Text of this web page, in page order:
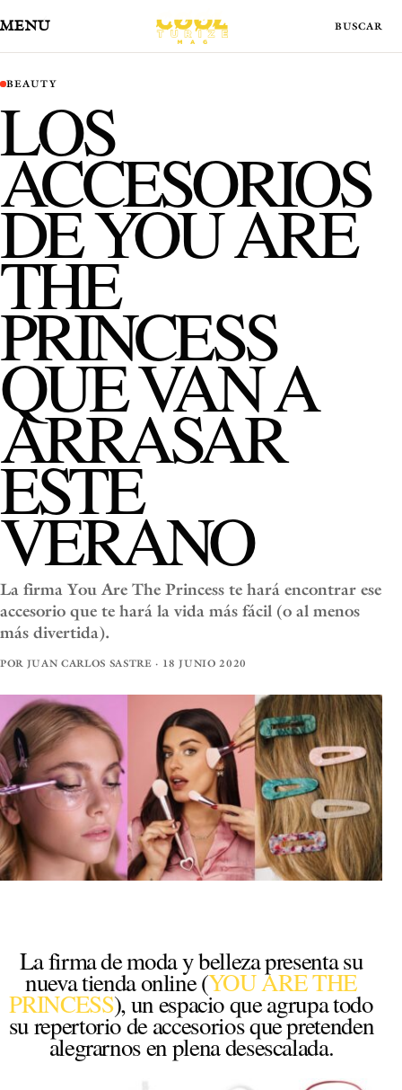
MENÚ
BEAUTY
LOS
ACCESORIOS
DE YOU ARE
THE
PRINCESS
QUE VAN A
ARRASAR
ESTE
VERANO
La firma You Are The Princess te hará encontrar ese
accesorio que te hará la vida más fácil (o al menos
más divertida).
POR JUAN CARLOS SASTRE · 18 JUNIO 2020
La firma de moda y belleza presenta su
nueva tienda online (YOU ARE THE
PRINCESS), un espacio que agrupa todo
su repertorio de accesorios que pretenden
alegrarnos en plena desescalada.